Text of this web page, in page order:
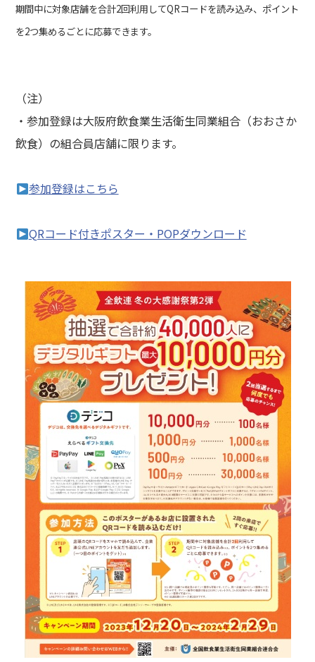
期間中に対象店舗を合計2回利用してQRコードを読み込み、ポイント
を2つ集めるごとに応募できます。
（注）
・参加登録は大阪府飲食業生活衛生同業組合（おおさか
飲食）の組合員店舗に限ります。
参加登録はこちら
QRコード付きポスター・POPダウンロード